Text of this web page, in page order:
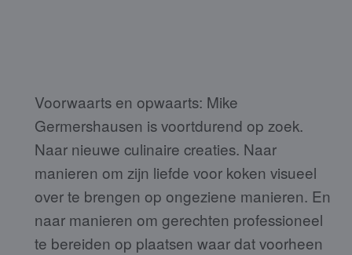
Voorwaarts en opwaarts: Mike
Germershausen is voortdurend op zoek.
Naar nieuwe culinaire creaties. Naar
manieren om zijn liefde voor koken visueel
over te brengen op ongeziene manieren. En
naar manieren om gerechten professioneel
te bereiden op plaatsen waar dat voorheen